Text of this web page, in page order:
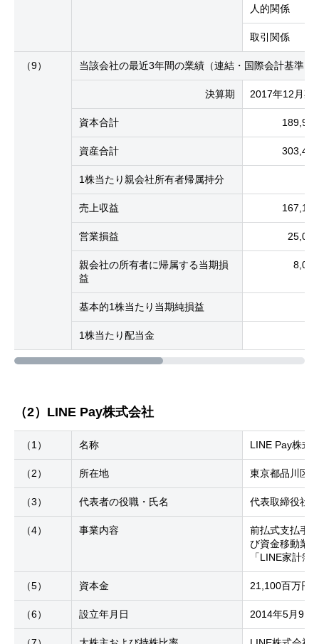
人的関係
取引関係
（9） 当該会社の最近3年間の業績（連結・国際会計基準（
決算期 2017年12月期
資本合計
資産合計
1株当たり親会社所有者帰属持分
売上収益
営業損益
親会社の所有者に帰属する当期損
益
基本的1株当たり当期純損益
1株当たり配当金
（2）LINE Pay株式会社
（1） 名称 LINE Pay株式
（2） 所在地 東京都品川区
（3） 代表者の役職・氏名 代表取締役社
（4） 事業内容
前払式支払手
び資金移動業
「LINE家計
（5） 資本金 21,100百万円
（6） 設立年月日 2014年5月9日